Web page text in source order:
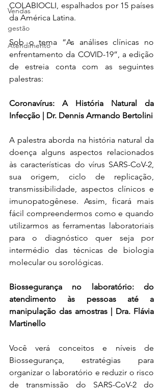
Vendas
gestão
Atendimento
COLABIOCLI, espalhados por 15 países
da América Latina.
Sob o tema “As análises clínicas no
enfrentamento da COVID-19”, a edição
de estreia conta com as seguintes
palestras:
Coronavírus: A História Natural da
Infecção | Dr. Dennis Armando Bertolini
A palestra aborda na história natural da
doença alguns aspectos relacionados
às características do vírus SARS-CoV-2,
sua origem, ciclo de replicação,
transmissibilidade, aspectos clínicos e
imunopatogênese. Assim, ficará mais
fácil compreendermos como e quando
utilizarmos as ferramentas laboratoriais
para o diagnóstico quer seja por
intermédio das técnicas de biologia
molecular ou sorológicas.
Biossegurança no laboratório: do
atendimento às pessoas até a
manipulação das amostras | Dra. Flávia
Martinello
Você verá conceitos e níveis de
Biossegurança, estratégias para
organizar o laboratório e reduzir o risco
de transmissão do SARS-CoV-2 do